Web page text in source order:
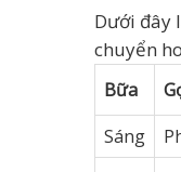
Dưới đây
chuyển
Bữa
Sáng